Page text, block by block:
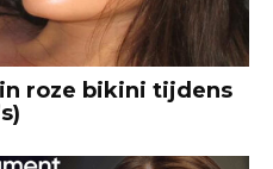
roze bikini tijdens